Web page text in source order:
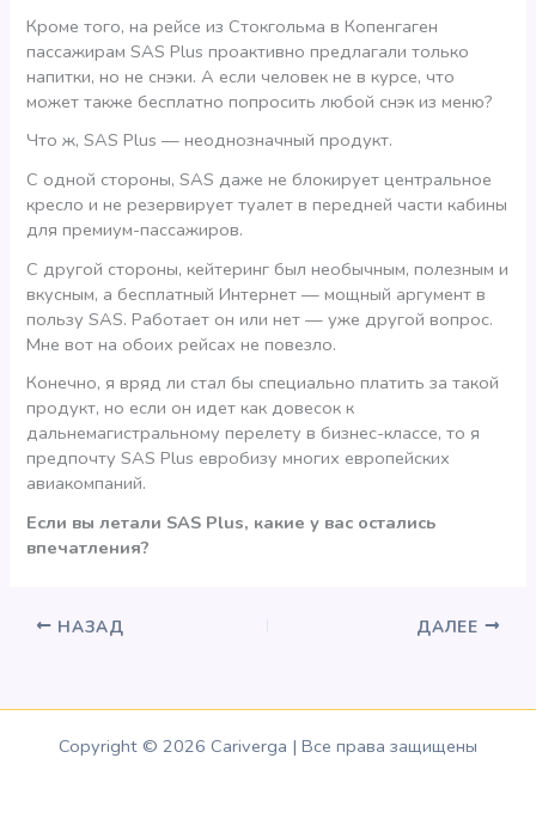
Кроме того, на рейсе из Стокгольма в Копенгаген
пассажирам SAS Plus проактивно предлагали только
напитки, но не снэки. А если человек не в курсе, что
может также бесплатно попросить любой снэк из меню?
Что ж, SAS Plus — неоднозначный продукт.
С одной стороны, SAS даже не блокирует центральное
кресло и не резервирует туалет в передней части кабины
для премиум-пассажиров.
С другой стороны, кейтеринг был необычным, полезным и
вкусным, а бесплатный Интернет — мощный аргумент в
пользу SAS. Работает он или нет — уже другой вопрос.
Мне вот на обоих рейсах не повезло.
Конечно, я вряд ли стал бы специально платить за такой
продукт, но если он идет как довесок к
дальнемагистральному перелету в бизнес-классе, то я
предпочту SAS Plus евробизу многих европейских
авиакомпаний.
Если вы летали SAS Plus, какие у вас остались
впечатления?
НАЗАД ДАЛЕЕ
Copyright © 2026 Cariverga | Все права защищены